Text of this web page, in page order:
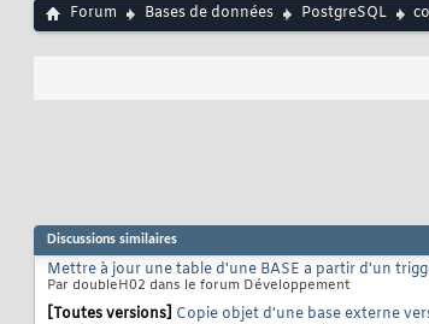
Forum
Bases de données PostgreSQL
Discussions similaires
Mettre à jour une table d'une BASE a partir d'un
Par doubleH02 dans le forum Développement
[Toutes versions] Copie objet d'une base externe